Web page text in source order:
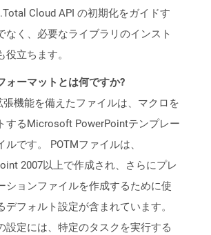
Cloud API の初期化をガイドす
なく、必要なライブラリのインスト
役立ちます。
ォーマットとは何ですか?
張機能を備えたファイルは、マクロを
するMicrosoft PowerPointテンプレー
ルです。 POTMファイルは、
2007以上で作成され、さらにプレ
ションファイルを作成するために使
デフォルト設定が含まれています。
設定には、特定のタスクを実行する